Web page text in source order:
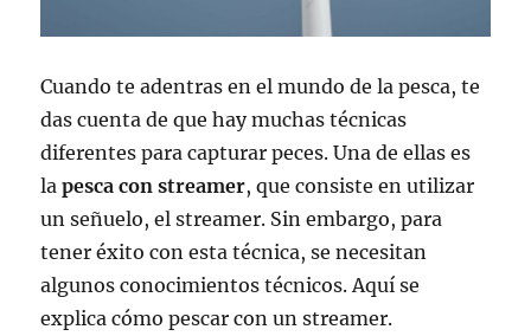
Cuando te adentras en el mundo de la pesca, te
das cuenta de que hay muchas técnicas
diferentes para capturar peces. Una de ellas es
lapesca con streamer, que consiste en utilizar
un señuelo, el streamer. Sin embargo, para
tener éxito con esta técnica, se necesitan
algunos conocimientos técnicos. Aquí se
explica cómo pescar con un streamer.